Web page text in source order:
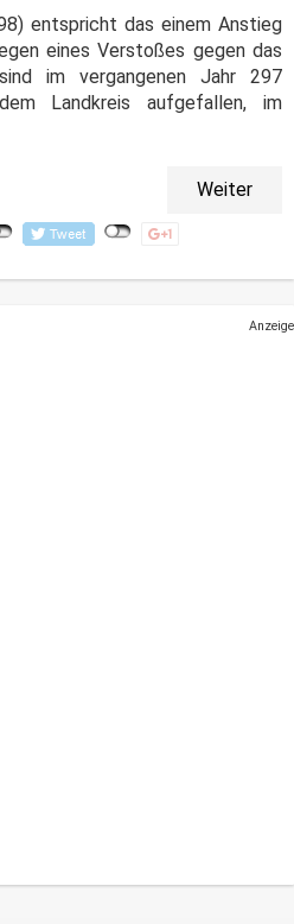
entspricht das einem Anstieg
eines Verstoßes gegen das
im vergangenen Jahr 297
Landkreis aufgefallen, im
Weiter
Anzeige